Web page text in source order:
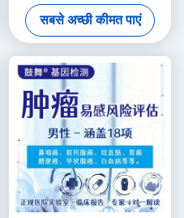
सबसे अच्छी कीमत पाएं